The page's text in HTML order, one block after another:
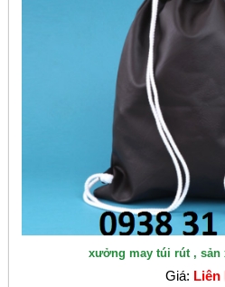
xưởng may túi rút , sản
Giá: Liên